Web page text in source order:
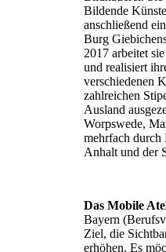
Bildende
anschließend
Burg
2017 arbeitet
und realisiert
verschiedenen
zahlreichen
Ausland
Worpswede,
mehrfach durch
Anhalt und der
Das Mobile
Bayern
Ziel, die
erhöhen. Es